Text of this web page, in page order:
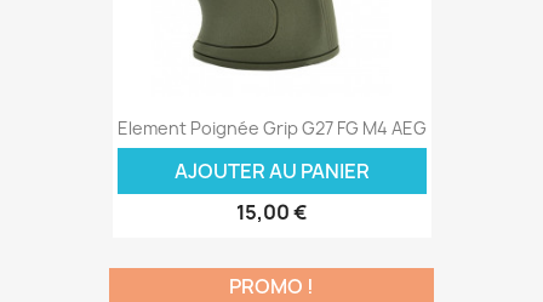
Element Poignée Grip G27 FG M4 AEG
AJOUTER AU PANIER
15,00 €
PROMO !